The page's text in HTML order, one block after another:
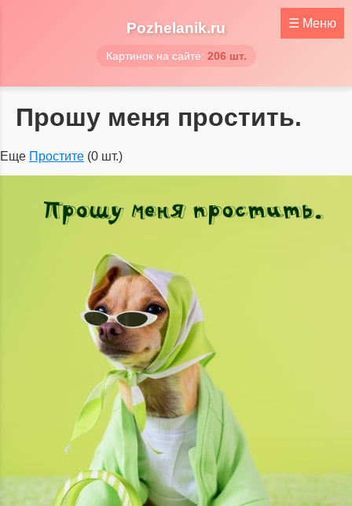
Pozhelanik.ru
Картинок на сайте: 206 шт.
☰ Меню
Прошу меня простить.
Еще Простите (0 шт.)